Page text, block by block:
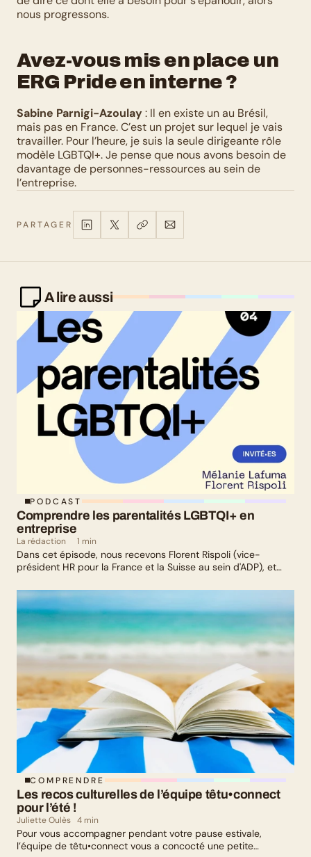
nous progressons.
Avez-vous mis en place un
ERG Pride en interne ?
Sabine Parnigi-Azoulay : Il en existe un au Brésil,
mais pas en France. C’est un projet sur lequel je vais
travailler. Pour l’heure, je suis la seule dirigeante rôle
modèle LGBTQI+. Je pense que nous avons besoin de
davantage de personnes-ressources au sein de
l’entreprise.
PARTAGER
A lire aussi
PODCAST
Comprendre les parentalités LGBTQI+ en
entreprise
La rédaction 1 min
Dans cet épisode, nous recevons Florent Rispoli (vice-
président HR pour la France et la Suisse au sein d'ADP), et
leurs parcours de parents LGBTQ+.
COMPRENDRE
Les recos culturelles de l’équipe têtu•connect
pour l’été !
Juliette Oulès 4 min
Pour vous accompagner pendant votre pause estivale,
l’équipe de têtu•connect vous a concocté une petite